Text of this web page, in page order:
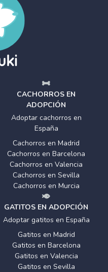
CACHORROS EN
ADOPCIÓN
Adoptar cachorros en
España
Cachorros en Madrid
Cachorros en Barcelona
Cachorros en Valencia
Cachorros en Sevilla
Cachorros en Murcia
GATITOS EN ADOPCIÓN
Adoptar gatitos en España
Gatitos en Madrid
Gatitos en Barcelona
Gatitos en Valencia
Gatitos en Sevilla